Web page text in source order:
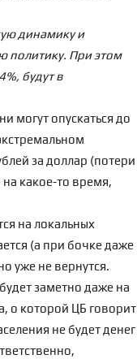
динамику и
политику. При этом
будут в
могут опускаться до
за доллар (потери
какое-то время,
на локальных
(а при бочке даже
уже не вернутся.
заметно даже на
о которой ЦБ говорит
не будет денег